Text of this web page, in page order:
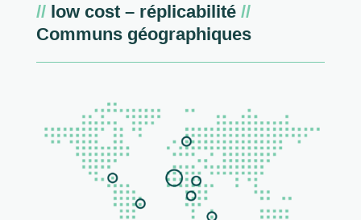
//low cost – réplicabilité //
Communs géographiques